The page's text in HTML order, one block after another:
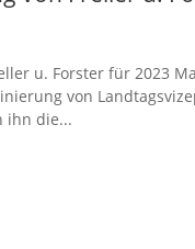
u. Forster für 2023
von
ihn die...